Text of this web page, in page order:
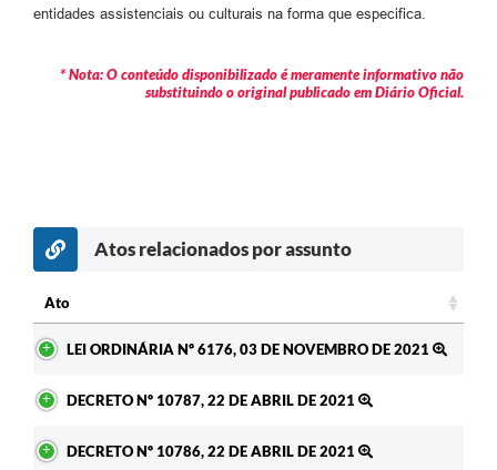
Carta de Serviços
Projetos
Contas Públicas
Editais
Links
Serviços Online
Telefones Úteis
entidades assistenciais ou culturais na forma que especifica.
* Nota: O conteúdo disponibilizado é meramente informativo não
substituindo o original publicado em Diário Oficial.
Atos relacionados por assunto
Ato
LEI ORDINÁRIA Nº 6176, 03 DE NOVEMBRO DE 2021
DECRETO Nº 10787, 22 DE ABRIL DE 2021
DECRETO Nº 10786, 22 DE ABRIL DE 2021